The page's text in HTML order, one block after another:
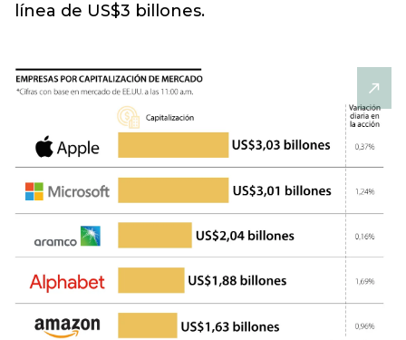
línea de US$3 billones.